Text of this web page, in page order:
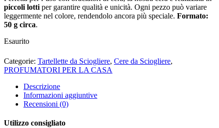
piccoli lotti per garantire qualità e unicità. Ogni pezzo può variare
leggermente nel colore, rendendolo ancora più speciale. Formato:
50 g circa.
Esaurito
Categorie: Tartellette da Sciogliere, Cere da Sciogliere,
PROFUMATORI PER LA CASA
Descrizione
Informazioni aggiuntive
Recensioni (0)
Utilizzo consigliato